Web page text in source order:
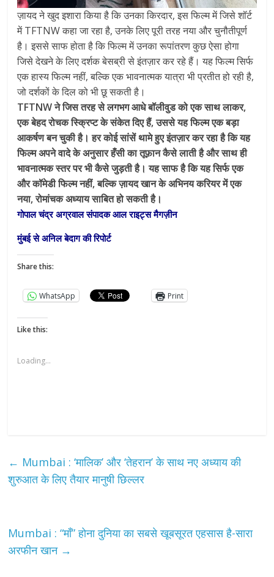
ज़ायद ने खुद इशारा किया है कि उनका किरदार, इस फिल्म में जिसे शॉर्ट
में TFTNW कहा जा रहा है, उनके लिए पूरी तरह नया और चुनौतीपूर्ण
है। इससे साफ होता है कि फिल्म में उनका रूपांतरण कुछ ऐसा होगा
जिसे देखने के लिए दर्शक बेसब्री से इंतज़ार कर रहे हैं। यह फिल्म सिर्फ
एक हास्य फिल्म नहीं, बल्कि एक भावनात्मक यात्रा भी प्रतीत हो रही है,
जो दर्शकों के दिल को भी छू सकती है।
TFTNW ने जिस तरह से लगभग आधे बॉलीवुड को एक साथ लाकर,
एक बेहद रोचक स्क्रिप्ट के संकेत दिए हैं, उससे यह फिल्म एक बड़ा
आकर्षण बन चुकी है। हर कोई सांसें थामे हुए इंतज़ार कर रहा है कि यह
फिल्म अपने वादे के अनुसार हँसी का तूफ़ान कैसे लाती है और साथ ही
भावनात्मक स्तर पर भी कैसे जुड़ती है। यह साफ है कि यह सिर्फ एक
और कॉमेडी फिल्म नहीं, बल्कि ज़ायद खान के अभिनय करियर में एक
नया, रोमांचक अध्याय साबित हो सकती है।
गोपाल चंद्र अग्रवाल संपादक आल राइट्स मैगज़ीन
मुंबई से अनिल बेदाग की रिपोर्ट
Share this:
WhatsApp Print
Like this:
Loading...
← Mumbai : ‘मालिक’ और ‘तेहरान’ के साथ नए अध्याय की
शुरुआत के लिए तैयार मानुषी छिल्लर
Mumbai : “माँ” होना दुनिया का सबसे खूबसूरत एहसास है-सारा
अरफीन खान →